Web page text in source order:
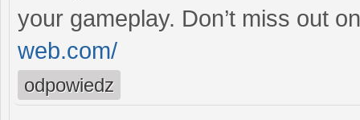
your gameplay. Don’t miss out
web.com/
odpowiedz